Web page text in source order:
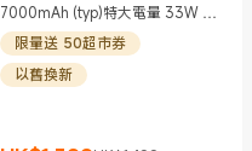
7000mAh (typ)特大電量 33W 快
充及 18W 反向充電
限量送 50超市券
以舊換新